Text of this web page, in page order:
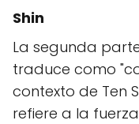
Shin
La segunda
traduce como
contexto de Ten
refiere a la